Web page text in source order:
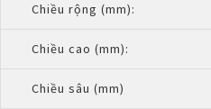
Chiều rộng (mm):
Chiều cao (mm):
Chiều sâu (mm)